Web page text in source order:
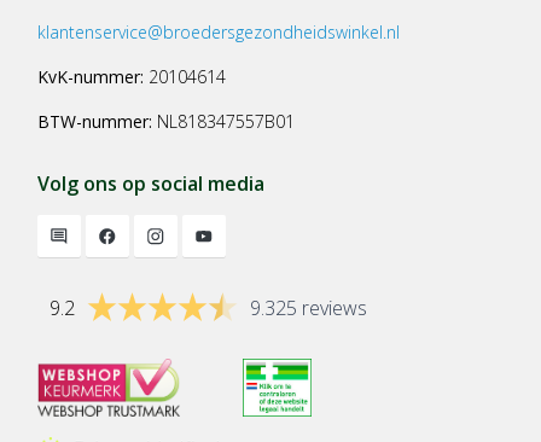
klantenservice@broedersgezondheidswinkel.nl
KvK-nummer: 20104614
BTW-nummer: NL818347557B01
Volg ons op social media
9.2 9.325 reviews